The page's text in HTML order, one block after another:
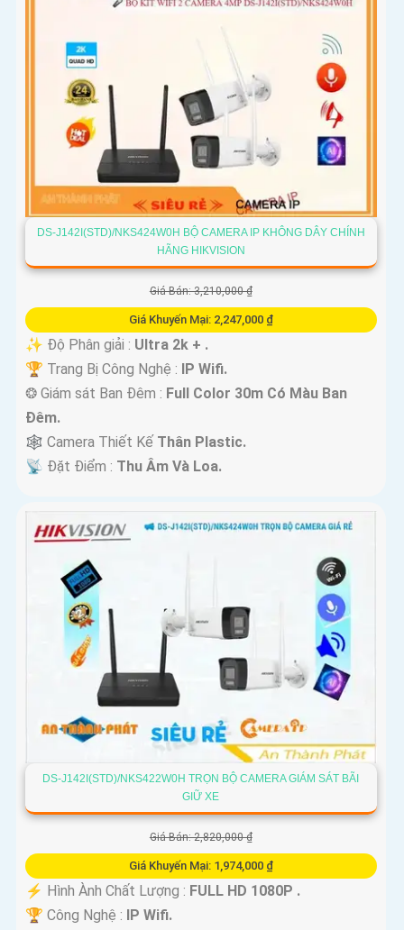
DS-J142I(STD)/NKS424W0H BỘ CAMERA IP KHÔNG DÂY CHÍNH
HÃNG HIKVISION
Giá Bán: 3,210,000 ₫
Giá Khuyến Mại: 2,247,000 ₫
✨ Độ Phân giải : Ultra 2k + .
🏆 Trang Bị Công Nghệ :
IP Wifi.
❂ Giám sát Ban Đêm : Full Color 30m Có Màu Ban
Ðêm.
🕸️ Camera Thiết Kế Thân Plastic.
️📡 Đặt Điểm : Thu Âm Và Loa.
DS-J142I(STD)/NKS422W0H TRỌN BỘ CAMERA GIÁM SÁT BÃI
GIỮ XE
Giá Bán: 2,820,000 ₫
Giá Khuyến Mại: 1,974,000 ₫
️⚡ Hình Ành Chất Lượng : FULL HD 1080P .
🏆 Công Nghệ :
IP Wifi.